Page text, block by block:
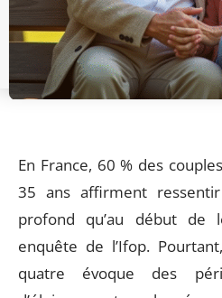
En France, 60 % des
35 ans affirment
profond qu’au début de
enquête de l’Ifop.
quatre évoque des